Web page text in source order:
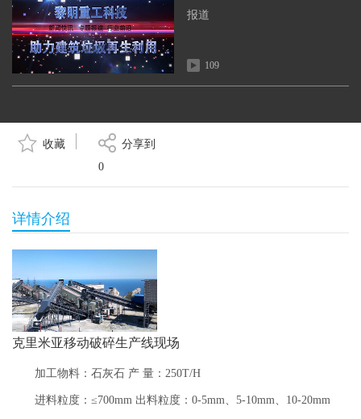
报道
109
收藏
分享到
0
详情介绍
克里米亚移动破碎生产线现场
加工物料：石灰石 产 量：250T/H
进料粒度：≤700mm 出料粒度：0-5mm、5-10mm、10-20mm